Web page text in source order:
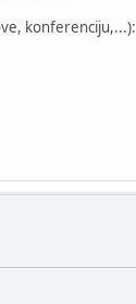
konferenciju,...):